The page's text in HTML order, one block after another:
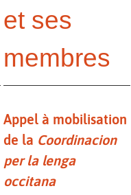
et ses
membres
Appel à mobilisation
de la Coordinacion
per la lenga
occitana